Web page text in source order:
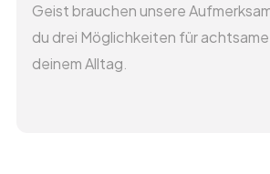
Geist brauchen unsere
du drei Möglichkeiten für
deinem Alltag.